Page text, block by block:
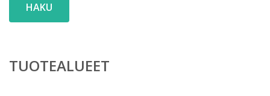
HAKU
TUOTEALUEET